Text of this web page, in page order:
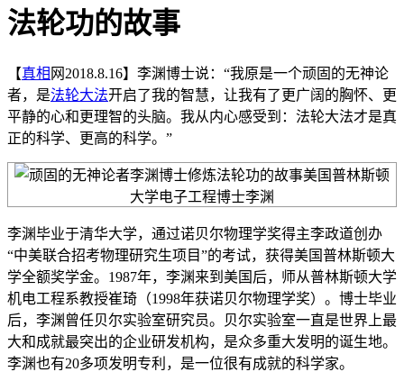
法轮功的故事
【真相 网2018.8.16】李渊博士说：“我原是一个顽固的无神论
者，是法轮大法开启了我的智慧，让我有了更广阔的胸怀、更
平静的心和更理智的头脑。我从内心感受到：法轮大法才是真
正的科学、更高的科学。”
美国普林斯顿
大学电子工程博士李渊
李渊毕业于清华大学，通过诺贝尔物理学奖得主李政道创办
“中美联合招考物理研究生项目”的考试，获得美国普林斯顿大
学全额奖学金。1987年，李渊来到美国后，师从普林斯顿大学
机电工程系教授崔琦（1998年获诺贝尔物理学奖）。博士毕业
后，李渊曾任贝尔实验室研究员。贝尔实验室一直是世界上最
大和成就最突出的企业研发机构，是众多重大发明的诞生地。
李渊也有20多项发明专利，是一位很有成就的科学家。